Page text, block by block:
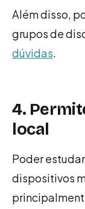
Além disso,
grupos de
dúvidas.
4.
local
Poder
dispositivos